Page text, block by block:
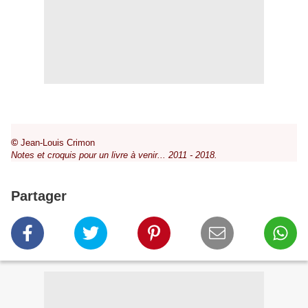
© Jean-Louis Crimon
Notes et croquis pour un livre à venir... 2011 - 2018.
Partager